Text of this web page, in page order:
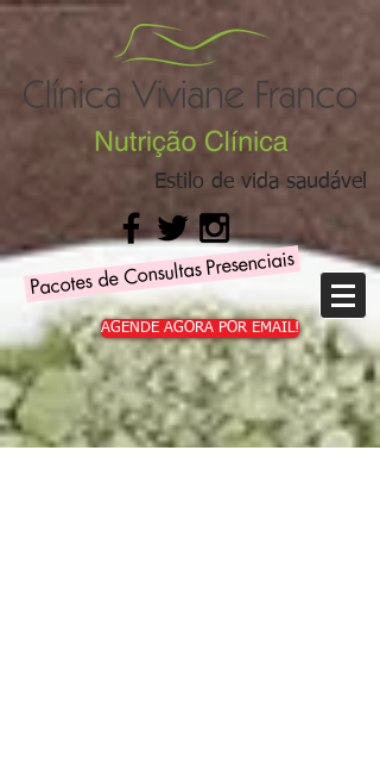
Estilo de vida saudável
Pacotes de Consultas Presenciais
AGENDE AGORA POR EMAIL!